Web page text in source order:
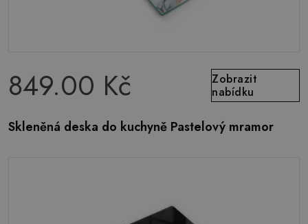
849.00 Kč
Zobrazit
nabídku
Skleněná deska do kuchyně Pastelový mramor